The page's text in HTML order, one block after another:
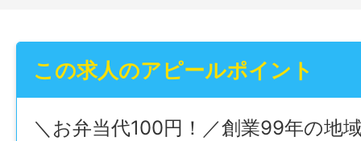
この求人のアピールポイント
＼お弁当代100円！／創業99年の地